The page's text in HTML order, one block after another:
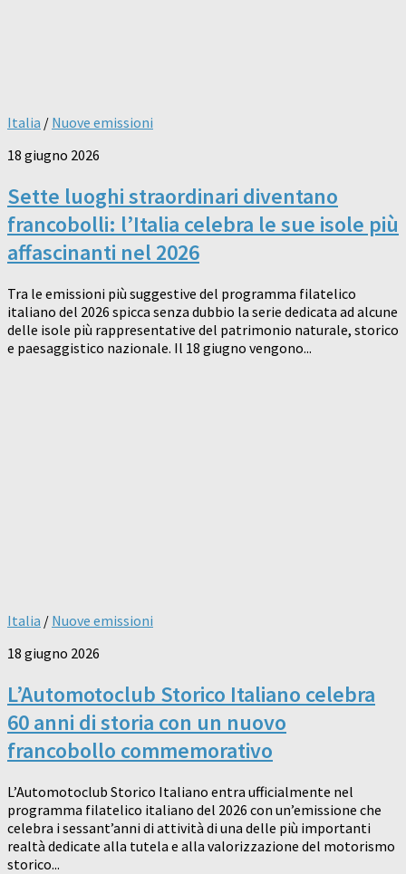
Italia / Nuove emissioni
18 giugno 2026
Sette luoghi straordinari diventano
francobolli: l’Italia celebra le sue isole più
affascinanti nel 2026
Tra le emissioni più suggestive del programma filatelico
italiano del 2026 spicca senza dubbio la serie dedicata ad alcune
delle isole più rappresentative del patrimonio naturale, storico
e paesaggistico nazionale. Il 18 giugno vengono...
Italia / Nuove emissioni
18 giugno 2026
L’Automotoclub Storico Italiano celebra
60 anni di storia con un nuovo
francobollo commemorativo
L’Automotoclub Storico Italiano entra ufficialmente nel
programma filatelico italiano del 2026 con un’emissione che
celebra i sessant’anni di attività di una delle più importanti
realtà dedicate alla tutela e alla valorizzazione del motorismo
storico...